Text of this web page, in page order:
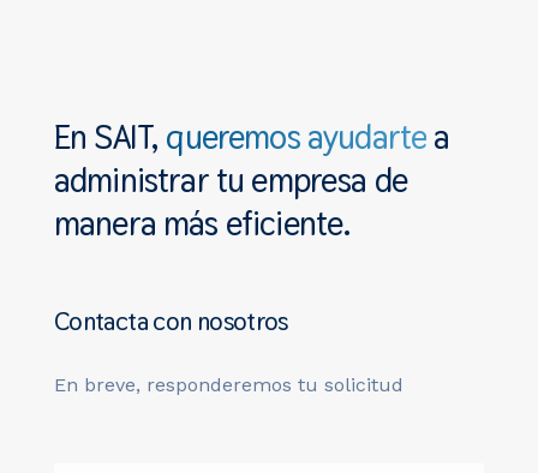
En SAIT, queremos ayudartea
administrar tu empresa de
manera más eficiente.
Contacta con nosotros
En breve, responderemos tu solicitud